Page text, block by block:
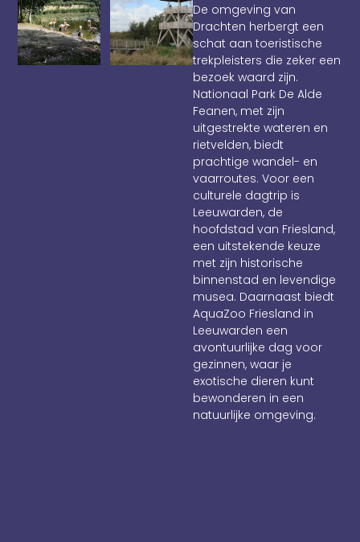
De omgeving van
Drachten herbergt een
schat aan toeristische
trekpleisters die zeker een
bezoek waard zijn.
Nationaal Park De Alde
Feanen, met zijn
uitgestrekte wateren en
rietvelden, biedt
prachtige wandel- en
vaarroutes. Voor een
culturele dagtrip is
Leeuwarden, de
hoofdstad van Friesland,
een uitstekende keuze
met zijn historische
binnenstad en levendige
musea. Daarnaast biedt
AquaZoo Friesland in
Leeuwarden een
avontuurlijke dag voor
gezinnen, waar je
exotische dieren kunt
bewonderen in een
natuurlijke omgeving.